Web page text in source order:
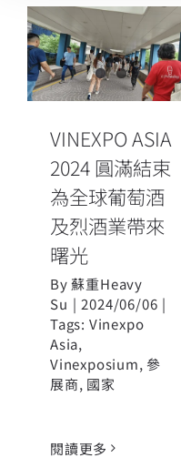
VINEXPO
ASIA 2024 圓
滿結束 為全球
葡萄酒及烈酒
業帶來曙光
VINEXPO ASIA
2024 圓滿結束
為全球葡萄酒
及烈酒業帶來
曙光
By蘇重Heavy
Su | 2024/06/06 |
Tags: Vinexpo
Asia,
Vinexposium,參
展商, 國家
閱讀更多